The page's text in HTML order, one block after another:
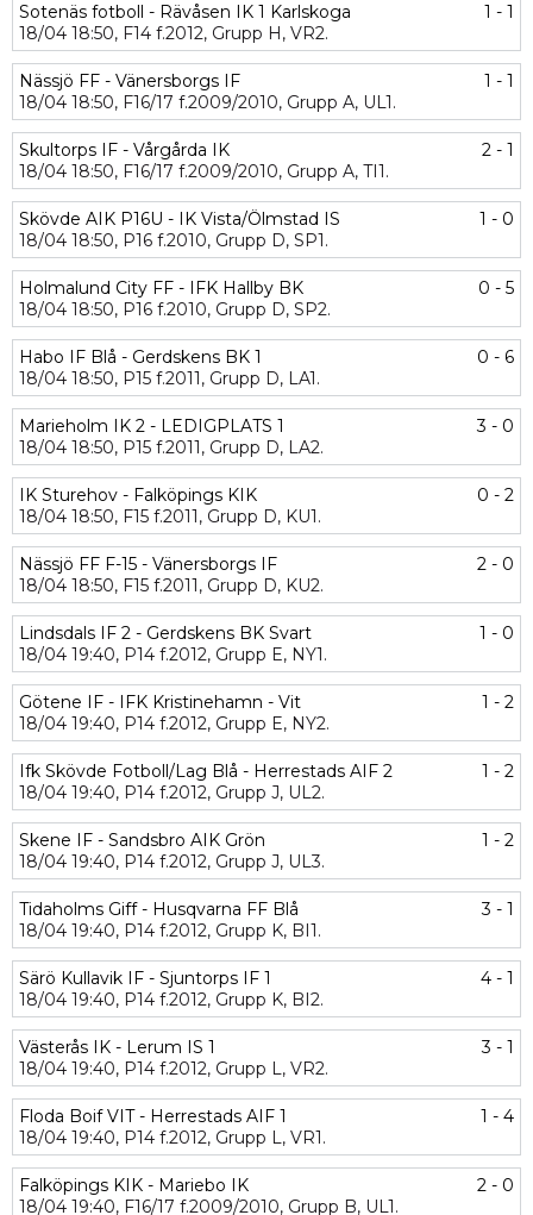
Sotenäs fotboll - Rävåsen IK 1 Karlskoga
1 - 1
18/04 18:50, F14 f.2012, Grupp H, VR2.
Nässjö FF - Vänersborgs IF
1 - 1
18/04 18:50, F16/17 f.2009/2010, Grupp A, UL1.
Skultorps IF - Vårgårda IK
2 - 1
18/04 18:50, F16/17 f.2009/2010, Grupp A, TI1.
Skövde AIK P16U - IK Vista/Ölmstad IS
1 - 0
18/04 18:50, P16 f.2010, Grupp D, SP1.
Holmalund City FF - IFK Hallby BK
0 - 5
18/04 18:50, P16 f.2010, Grupp D, SP2.
Habo IF Blå - Gerdskens BK 1
0 - 6
18/04 18:50, P15 f.2011, Grupp D, LA1.
Marieholm IK 2 - LEDIGPLATS 1
3 - 0
18/04 18:50, P15 f.2011, Grupp D, LA2.
IK Sturehov - Falköpings KIK
0 - 2
18/04 18:50, F15 f.2011, Grupp D, KU1.
Nässjö FF F-15 - Vänersborgs IF
2 - 0
18/04 18:50, F15 f.2011, Grupp D, KU2.
Lindsdals IF 2 - Gerdskens BK Svart
1 - 0
18/04 19:40, P14 f.2012, Grupp E, NY1.
Götene IF - IFK Kristinehamn - Vit
1 - 2
18/04 19:40, P14 f.2012, Grupp E, NY2.
Ifk Skövde Fotboll/Lag Blå - Herrestads AIF 2
1 - 2
18/04 19:40, P14 f.2012, Grupp J, UL2.
Skene IF - Sandsbro AIK Grön
1 - 2
18/04 19:40, P14 f.2012, Grupp J, UL3.
Tidaholms Giff - Husqvarna FF Blå
3 - 1
18/04 19:40, P14 f.2012, Grupp K, BI1.
Särö Kullavik IF - Sjuntorps IF 1
4 - 1
18/04 19:40, P14 f.2012, Grupp K, BI2.
Västerås IK - Lerum IS 1
3 - 1
18/04 19:40, P14 f.2012, Grupp L, VR2.
Floda Boif VIT - Herrestads AIF 1
1 - 4
18/04 19:40, P14 f.2012, Grupp L, VR1.
Falköpings KIK - Mariebo IK
2 - 0
18/04 19:40, F16/17 f.2009/2010, Grupp B, UL1.